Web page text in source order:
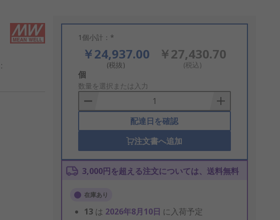
:
1個小計：*
￥24,937.00
(税抜)
￥27,430.70
(税込)
Add
to
Basket
個
数量を選択または入力
配達日を確認
注文書へ追加
3,000円を超える注文については、送料無料
在庫あり
13 は 2026年8月10日 に入荷予定